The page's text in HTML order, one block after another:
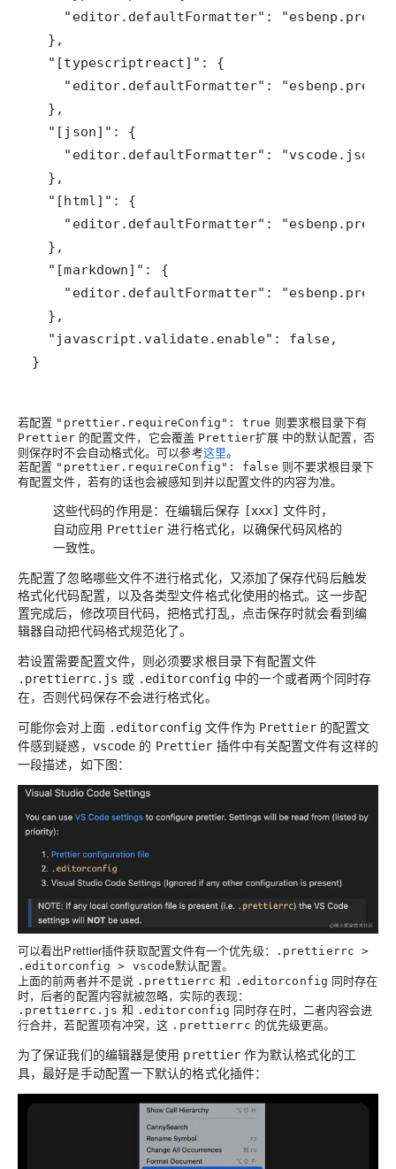
若配置 "prettier.requireConfig": true 则要求根目录下有
Prettier的配置文件，它会覆盖 Prettier扩展 中的默认配置， 否
则保存时不会自动格式化。可以参考这里。
若配置 "prettier.requireConfig": false 则不要求根目录下
有配置文件，若有的话也会被感知到并以配置文件的内容为准。
这些代码的作用是：在编辑后保存 [xxx] 文件时，
自动应用 Prettier 进行格式化，以确保代码风格的
一致性。
先配置了忽略哪些文件不进行格式化，又添加了保存代码后触发
格式化代码配置，以及各类型文件格式化使用的格式。这一步配
置完成后，修改项目代码，把格式打乱，点击保存时就会看到编
辑器自动把代码格式规范化了。
若设置需要配置文件，则必须要求根目录下有配置文件
.prettierrc.js 或 .editorconfig 中的一个或者两个同时存
在，否则代码保存不会进行格式化。
可能你会对上面 .editorconfig 文件作为 Prettier的配置文
件感到疑惑， vscode 的 Prettier 插件中有关配置文件有这样的
一段描述，如下图：
可以看出Prettier插件获取配置文件有一个优先级：
.prettierrc >
.editorconfig > vscode默认配置。
上面的前两者并不是说 .prettierrc 和 .editorconfig 同时存在
时，后者的配置内容就被忽略，实际的表现：
.prettierrc.js 和 .editorconfig 同时存在时，二者内容会进
行合并，若配置项有冲突，这 .prettierrc 的优先级更高。
为了保证我们的编辑器是使用 prettier 作为默认格式化的工
具，最好是手动配置一下默认的格式化插件：